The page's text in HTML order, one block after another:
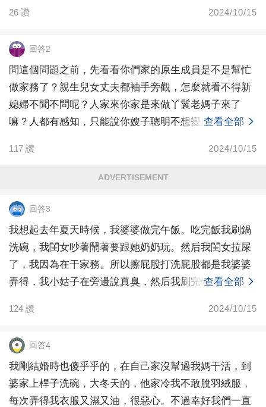
26 讚 2024/10/15
回答2
問這個問題之前，先看看你們家的原生成員是不是幫忙
做家務了？親生兒女丈夫都袖手旁觀，怎麼就看不得新
媳婦不聞不問呢？人家來你家是來做丫鬟老媽子來了
嘛？人都有感知，只能說你嫂子聰明不想變成你媽這樣
查看全部
117 讚 2024/10/15
ADVERTISEMENT
回答3
我想起去年夏天時候，我婆婆做完午飯。吃完飯我刷鍋
洗碗，我閨女吵著鬧著要跟她奶奶玩。然后我閨女拉屎
了，我因為在干家務。所以擦屁股打洗屁股都是我婆婆
弄得，我小姑子在旁邊說真臭，然后我刷完碗，趕緊就
查看全部
124 讚 2024/10/15
回答4
我剛結婚時也傻乎乎的，在自己家沒幫過我媽干活，到
婆家上桿子洗碗，大冬天的，他家冷我不敢脫羽絨服，
每次弄得我衣服又濕又油，很惡心。不過幸好我們一直